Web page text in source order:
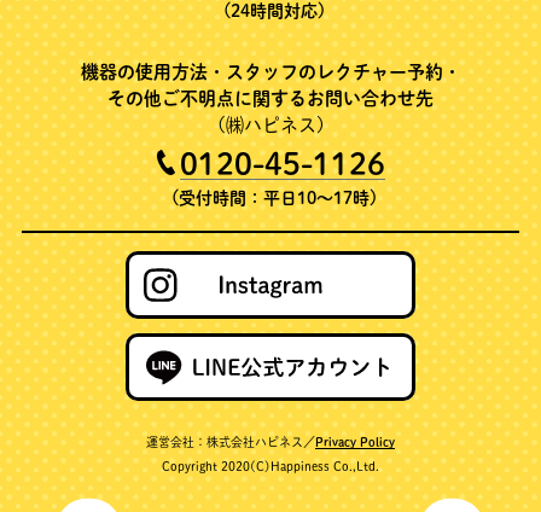
(24時間対応)
機器の使用方法・スタッフのレクチャー予約・
その他ご不明点に関するお問い合わせ先
(㈱ハピネス)
0120-45-1126
(受付時間：平日10～17時)
運営会社：株式会社ハピネス／Privacy Policy
Copyright 2020(C)Happiness Co.,Ltd.